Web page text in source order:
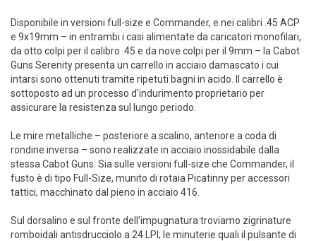
Disponibile in versioni full-size e Commander, e nei calibri .45 ACP
e 9x19mm – in entrambi i casi alimentate da caricatori monofilari,
da otto colpi per il calibro .45 e da nove colpi per il 9mm – la Cabot
Guns Serenity presenta un carrello in acciaio damascato i cui
intarsi sono ottenuti tramite ripetuti bagni in acido. Il carrello è
sottoposto ad un processo d'indurimento proprietario per
assicurare la resistenza sul lungo periodo.
Le mire metalliche – posteriore a scalino, anteriore a coda di
rondine inversa – sono realizzate in acciaio inossidabile dalla
stessa Cabot Guns. Sia sulle versioni full-size che Commander, il
fusto è di tipo Full-Size, munito di rotaia Picatinny per accessori
tattici, macchinato dal pieno in acciaio 416.
Sul dorsalino e sul fronte dell'impugnatura troviamo zigrinature
romboidali antisdrucciolo a 24 LPI; le minuterie quali il pulsante di